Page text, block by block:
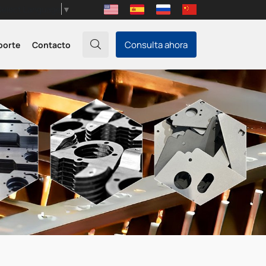
▼
Consulta ahora
Contacto